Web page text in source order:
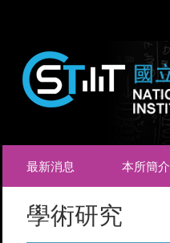
最新消息 本所簡介
學術研究